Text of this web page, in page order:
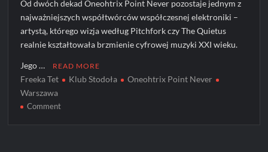
Od dwóch dekad Oneohtrix Point Never pozostaje jednym z
najważniejszych współtwórców współczesnej elektroniki –
artystą, którego wizja według Pitchfork czy The Quietus
realnie kształtowała brzmienie cyfrowej muzyki XXI wieku.
Jego … READ MORE
Freeka Tet Klub Stodoła
Oneohtrix Point Never
Warszawa
Commenton